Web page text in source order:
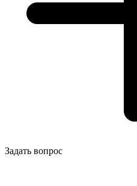
Задать вопрос